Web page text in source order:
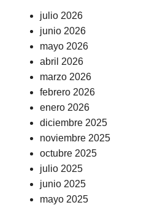
julio 2026
junio 2026
mayo 2026
abril 2026
marzo 2026
febrero 2026
enero 2026
diciembre 2025
noviembre 2025
octubre 2025
julio 2025
junio 2025
mayo 2025